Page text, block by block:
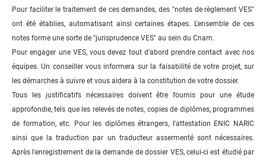
Pour faciliter le traitement de ces demandes, des "notes de règlement VES"
ont été établies, automatisant ainsi certaines étapes. L'ensemble de ces
notes forme une sorte de "jurisprudence VES" au sein du Cnam.
Pour engager une VES, vous devez tout d'abord prendre contact avec nos
équipes. Un conseiller vous informera sur la faisabilité de votre projet, sur
les démarches à suivre et vous aidera à la constitution de votre dossier.
Tous les justificatifs nécessaires doivent être fournis pour une étude
approfondie, tels que les relevés de notes, copies de diplômes, programmes
de formation, etc. Pour les diplômes étrangers, l'attestation ENIC NARIC
ainsi que la traduction par un traducteur assermenté sont nécessaires.
Après l'enregistrement de la demande de dossier VES, celui-ci est étudié par